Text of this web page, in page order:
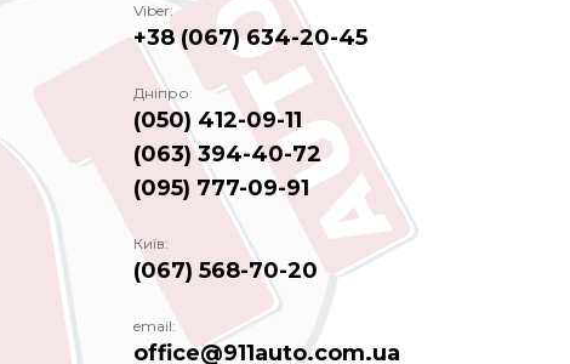
Viber:
+38 (067) 634-20-45
Дніпро:
(050) 412-09-11
(063) 394-40-72
(095) 777-09-91
Київ:
(067) 568-70-20
email:
office@911auto.com.ua